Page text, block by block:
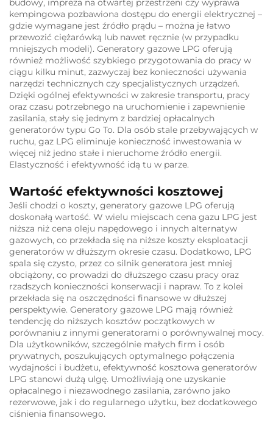
budowy, impreza na otwartej przestrzeni czy wyprawa
kempingowa pozbawiona dostępu do energii elektrycznej –
gdzie wymagane jest źródło prądu – można je łatwo
przewozić ciężarówką lub nawet ręcznie (w przypadku
mniejszych modeli). Generatory gazowe LPG oferują
również możliwość szybkiego przygotowania do pracy w
ciągu kilku minut, zazwyczaj bez konieczności używania
narzędzi technicznych czy specjalistycznych urządzeń.
Dzięki ogólnej efektywności w zakresie transportu, pracy
oraz czasu potrzebnego na uruchomienie i zapewnienie
zasilania, stały się jednym z bardziej opłacalnych
generatorów typu Go To. Dla osób stale przebywających w
ruchu, gaz LPG eliminuje konieczność inwestowania w
więcej niż jedno stałe i nieruchome źródło energii.
Elastyczność i efektywność idą tu w parze.
Wartość efektywności kosztowej
Jeśli chodzi o koszty, generatory gazowe LPG oferują
doskonałą wartość. W wielu miejscach cena gazu LPG jest
niższa niż cena oleju napędowego i innych alternatyw
gazowych, co przekłada się na niższe koszty eksploatacji
generatorów w dłuższym okresie czasu. Dodatkowo, LPG
spala się czysto, przez co silnik generatora jest mniej
obciążony, co prowadzi do dłuższego czasu pracy oraz
rzadszych konieczności konserwacji i napraw. To z kolei
przekłada się na oszczędności finansowe w dłuższej
perspektywie. Generatory gazowe LPG mają również
tendencję do niższych kosztów początkowych w
porównaniu z innymi generatorami o porównywalnej mocy.
Dla użytkowników, szczególnie małych firm i osób
prywatnych, poszukujących optymalnego połączenia
wydajności i budżetu, efektywność kosztowa generatorów
LPG stanowi dużą ulgę. Umożliwiają one uzyskanie
opłacalnego i niezawodnego zasilania, zarówno jako
rezerwowe, jak i do regularnego użytku, bez dodatkowego
ciśnienia finansowego.